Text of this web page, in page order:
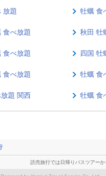
放題 牡蠣 食
食べ放題 秋田 牡
食べ放題 四国 牡
食べ放題 牡蠣 食
題 関西 牡蠣 食
読売旅行では日帰りバスツアー